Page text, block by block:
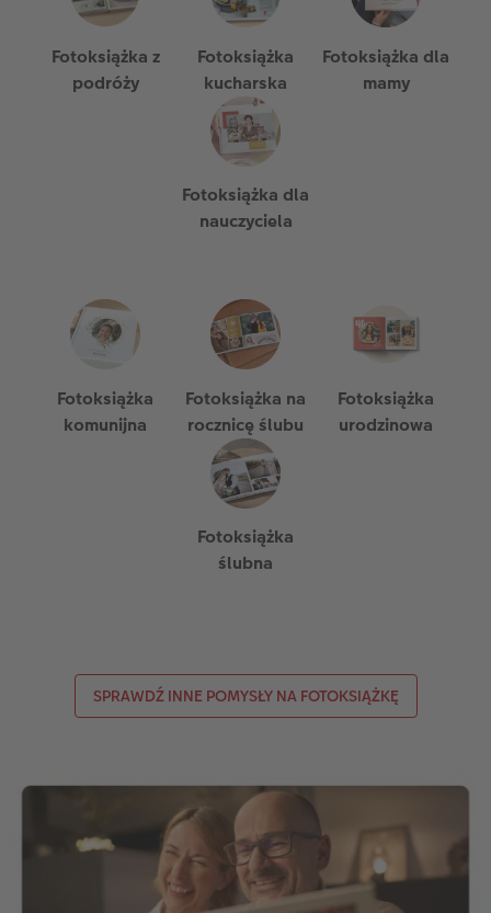
Fotoksiążka z
podróży
Fotoksiążka
kucharska
Fotoksiążka dla
mamy
Fotoksiążka dla
nauczyciela
Fotoksiążka
komunijna
Fotoksiążka na
rocznicę ślubu
Fotoksiążka
urodzinowa
Fotoksiążka
ślubna
SPRAWDŹ INNE POMYSŁY NA FOTOKSIĄŻKĘ